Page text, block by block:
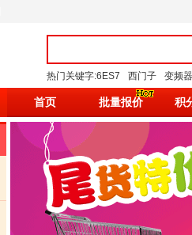
热门关键字:6ES7 西门子 变频器
首页 批量报价 积